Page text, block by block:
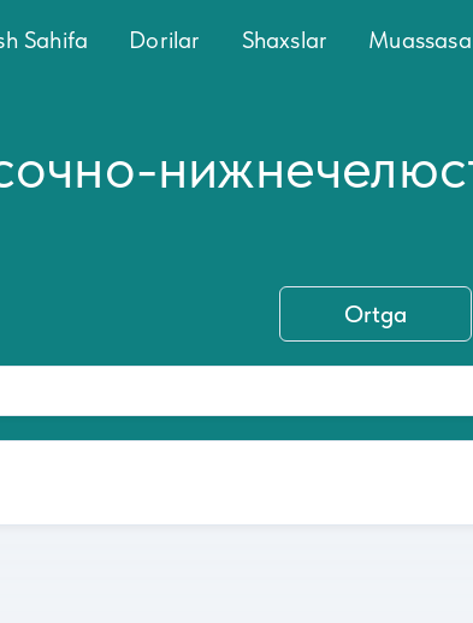
Sahifa Dorilar Shaxslar Muassasa
Ortga